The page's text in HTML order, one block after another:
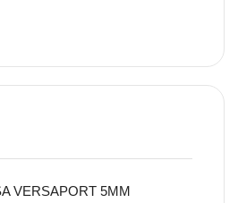
VERSAPORT 5MM